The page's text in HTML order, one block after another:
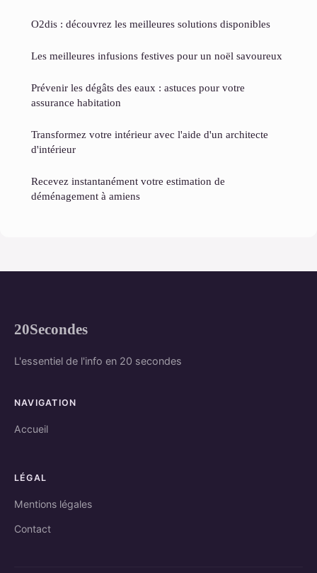
O2dis : découvrez les meilleures solutions disponibles
Les meilleures infusions festives pour un noël savoureux
Prévenir les dégâts des eaux : astuces pour votre
assurance habitation
Transformez votre intérieur avec l'aide d'un architecte
d'intérieur
Recevez instantanément votre estimation de
déménagement à amiens
20Secondes
L'essentiel de l'info en 20 secondes
NAVIGATION
Accueil
LÉGAL
Mentions légales
Contact